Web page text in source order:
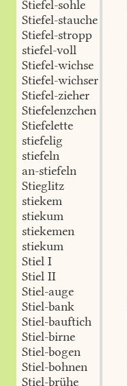
Stiefel-sohle
Stiefel-stauche
Stiefel-stropp
stiefel-voll
Stiefel-wichse
Stiefel-wichser
Stiefel-zieher
Stiefelenzchen
Stiefelette
stiefelig
stiefeln
an-stiefeln
Stieglitz
stiekem
stiekum
stiekemen
stiekum
Stiel I
Stiel II
Stiel-auge
Stiel-bank
Stiel-bauftich
Stiel-birne
Stiel-bogen
Stiel-bohnen
Stiel-brühe